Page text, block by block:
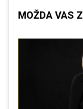
MOŽDA VAS